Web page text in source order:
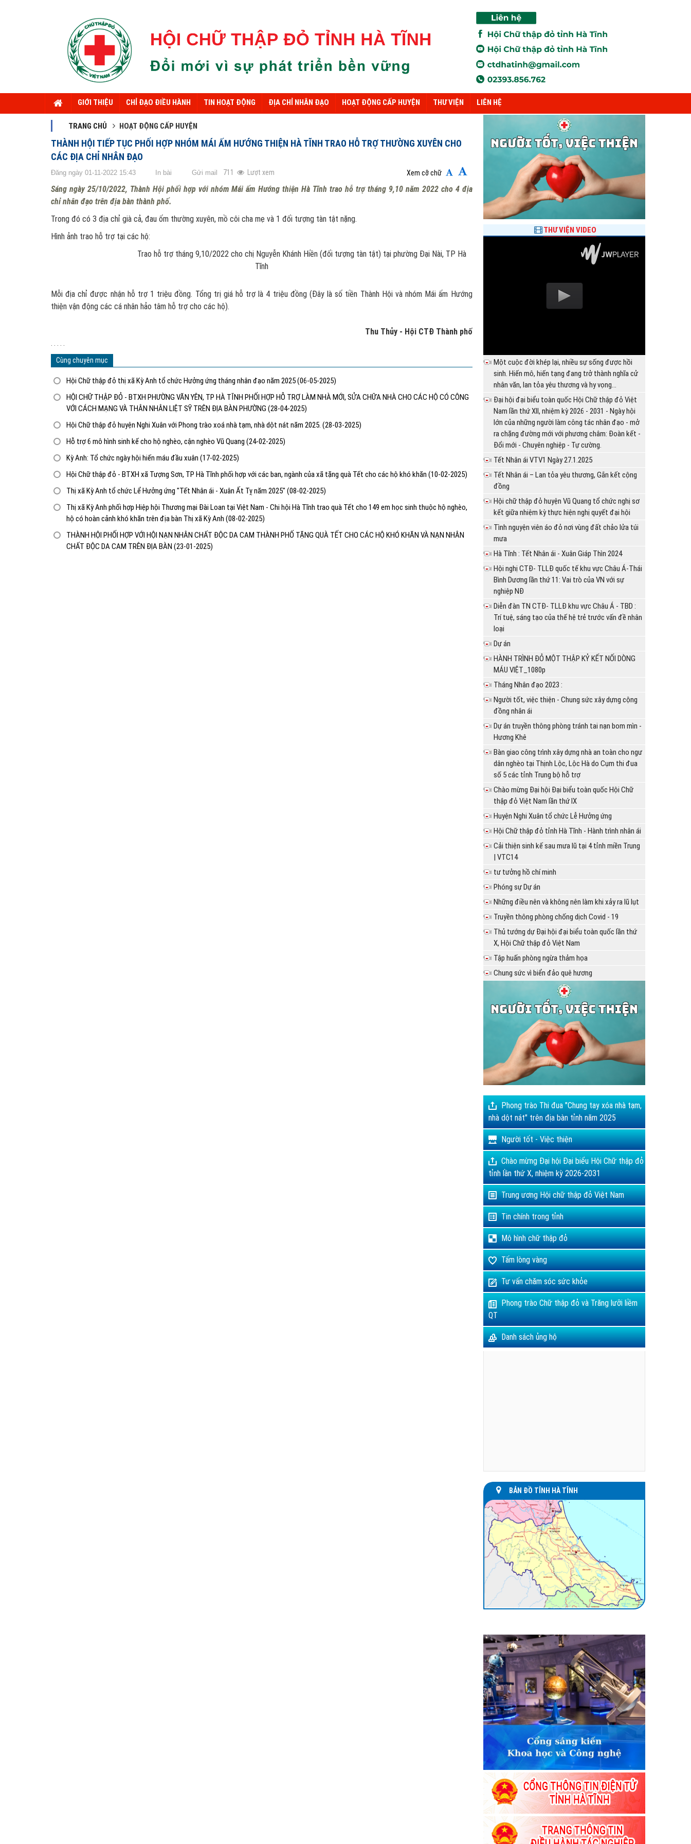
GIỚI THIỆU CHỈ ĐẠO ĐIỀU HÀNH TIN HOẠT ĐỘNG ĐỊA CHỈ NHÂN ĐẠO HOẠT ĐỘNG CẤP HUYỆN THƯ VIỆN LIÊN HỆ
TRANG CHỦ HOẠT ĐỘNG CẤP HUYỆN
THÀNH HỘI TIẾP TỤC PHỐI HỢP NHÓM MÁI ẤM HƯỚNG THIỆN HÀ TĨNH TRAO HỖ TRỢ THƯỜNG XUYÊN CHO
CÁC ĐỊA CHỈ NHÂN ĐẠO
Đăng ngày 01-11-2022 15:43 In bài Gửi mail 711 Lượt xem Xem cỡ chữ
Sáng ngày 25/10/2022, Thành Hội phối hợp với nhóm Mái ấm Hướng thiện Hà Tĩnh trao hỗ trợ tháng 9,10 năm 2022 cho 4 địa
chỉ nhân đạo trên địa bàn thành phố.
Trong đó có 3 địa chỉ già cả, đau ốm thường xuyên, mồ côi cha mẹ và 1 đối tượng tàn tật nặng.
Hình ảnh trao hỗ trợ tại các hộ:
Trao hỗ trợ tháng 9,10/2022 cho chị Nguyễn Khánh Hiền (đối tượng tàn tật) tại phường Đại Nài, TP Hà
Tĩnh
Mỗi địa chỉ được nhận hỗ trợ 1 triệu đồng. Tổng trị giá hỗ trợ là 4 triệu đồng (Đây là số tiền Thành Hội và nhóm Mái ấm Hướng
thiện vận động các cá nhân hảo tâm hỗ trợ cho các hộ).
Thu Thủy - Hội CTĐ Thành phố
Cùng chuyên mục
Hội Chữ thập đỏ thị xã Kỳ Anh tổ chức Hưởng ứng tháng nhân đạo năm 2025(06-05-2025)
HỘI CHỮ THẬP ĐỎ - BTXH PHƯỜNG VĂN YÊN, TP HÀ TĨNH PHỐI HỢP HỖ TRỢ LÀM NHÀ MỚI, SỬA CHỮA NHÀ CHO CÁC HỘ CÓ CÔNG
VỚI CÁCH MẠNG VÀ THÂN NHÂN LIỆT SỸ TRÊN ĐỊA BÀN PHƯỜNG (28-04-2025)
Hội Chữ thập đỏ huyện Nghi Xuân với Phong trào xoá nhà tạm, nhà dột nát năm 2025. (28-03-2025)
Hỗ trợ 6 mô hình sinh kế cho hộ nghèo, cận nghèo Vũ Quang (24-02-2025)
Kỳ Anh: Tổ chức ngày hội hiến máu đầu xuân (17-02-2025)
Hội Chữ thập đỏ - BTXH xã Tượng Sơn, TP Hà Tĩnh phối hợp với các ban, ngành của xã tặng quà Tết cho các hộ khó khăn (10-02-2025)
Thị xã Kỳ Anh tổ chức Lể Hưởng ứng "Tết Nhân ái - Xuân Ất Tỵ năm 2025" (08-02-2025)
Thị xã Kỳ Anh phối hợp Hiệp hội Thương mại Đài Loan tại Việt Nam - Chi hội Hà Tĩnh trao quà Tết cho 149 em học sinh thuộc hộ nghèo,
hộ có hoàn cảnh khó khăn trên địa bàn Thị xã Kỳ Anh (08-02-2025)
THÀNH HỘI PHỐI HỢP VỚI HỘI NẠN NHÂN CHẤT ĐỘC DA CAM THÀNH PHỐ TẶNG QUÀ TẾT CHO CÁC HỘ KHÓ KHĂN VÀ NẠN NHÂN
CHẤT ĐỘC DA CAM TRÊN ĐỊA BÀN (23-01-2025)
THƯ VIỆN VIDEO
Một cuộc đời khép lại, nhiều sự sống được hồi
sinh. Hiến mô, hiến tạng đang trở thành nghĩa cử
nhân văn, lan tỏa yêu thương và hy vọng...
Đại hội đại biểu toàn quốc Hội Chữ thập đỏ Việt
Nam lần thứ XII, nhiệm kỳ 2026 - 2031 - Ngày hội
lớn của những người làm công tác nhân đạo - mở
ra chặng đường mới với phương châm: Đoàn kết -
Đổi mới - Chuyên nghiệp - Tự cường.
Tết Nhân ái VTV1 Ngày 27.1.2025
Tết Nhân ái – Lan tỏa yêu thương, Gắn kết cộng
đồng
Hội chữ thập đỏ huyện Vũ Quang tổ chức nghị sơ
kết giữa nhiệm kỳ thực hiện nghị quyết đại hội
Tình nguyện viên áo đỏ nơi vùng đất chảo lửa túi
mưa
Hà Tĩnh : Tết Nhân ái - Xuân Giáp Thìn 2024
Hội nghị CTĐ- TLLĐ quốc tế khu vực Châu Á-Thái
Bình Dương lần thứ 11: Vai trò của VN với sự
nghiệp NĐ
Diễn đàn TN CTĐ- TLLĐ khu vực Châu Á - TBD :
Trí tuệ, sáng tạo của thế hệ trẻ trước vấn đề nhân
loại
Dự án
HÀNH TRÌNH ĐỎ MỘT THẬP KỶ KẾT NỐI DÒNG
MÁU VIỆT_1080p
Tháng Nhân đạo 2023 :
Người tốt, việc thiện - Chung sức xây dựng cộng
đồng nhân ái
Dự án truyền thông phòng tránh tai nạn bom mìn -
Hương Khê
Bàn giao công trình xây dựng nhà an toàn cho ngư
dân nghèo tại Thịnh Lộc, Lộc Hà do Cụm thi đua
số 5 các tỉnh Trung bộ hỗ trợ
Chào mừng Đại hội Đại biểu toàn quốc Hội Chữ
thập đỏ Việt Nam lần thứ IX
Huyện Nghi Xuân tổ chức Lễ Hưởng ứng
Hội Chữ thập đỏ tỉnh Hà Tĩnh - Hành trình nhân ái
Cải thiện sinh kế sau mưa lũ tại 4 tỉnh miền Trung
| VTC14
tư tưởng hồ chí minh
Phóng sự Dự án
Những điều nên và không nên làm khi xảy ra lũ lụt
Truyền thông phòng chống dịch Covid - 19
Thủ tướng dự Đại hội đại biểu toàn quốc lần thứ
X, Hội Chữ thập đỏ Việt Nam
Tập huấn phòng ngừa thảm họa
Chung sức vì biển đảo quê hương
Phong trào Thi đua "Chung tay xóa nhà tạm,
nhà dột nát" trên địa bàn tỉnh năm 2025
Người tốt - Việc thiện
Chào mừng Đại hội Đại biểu Hội Chữ thập đỏ
tỉnh lần thứ X, nhiệm kỳ 2026-2031
Trung ương Hội chữ thập đỏ Việt Nam
Tin chính trong tỉnh
Mô hình chữ thập đỏ
Tấm lòng vàng
Tư vấn chăm sóc sức khỏe
Phong trào Chữ thập đỏ và Trăng lưỡi liềm
QT
Danh sách ủng hộ
BẢN ĐỒ TỈNH HÀ TĨNH